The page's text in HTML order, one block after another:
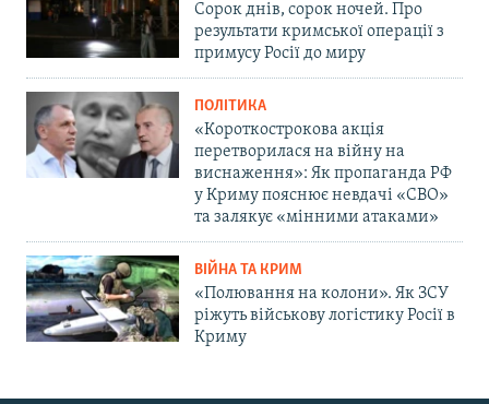
Сорок днів, сорок ночей. Про
результати кримської операції з
примусу Росії до миру
ПОЛІТИКА
«Короткострокова акція
перетворилася на війну на
виснаження»: Як пропаганда РФ
у Криму пояснює невдачі «СВО»
та залякує «мінними атаками»
ВІЙНА ТА КРИМ
«Полювання на колони». Як ЗСУ
ріжуть військову логістику Росії в
Криму